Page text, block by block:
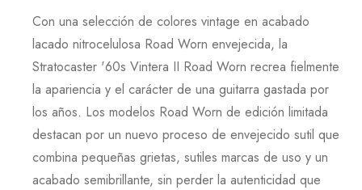
Con una selección de colores vintage en acabado
lacado nitrocelulosa Road Worn envejecida, la
Stratocaster '60s Vintera II Road Worn recrea fielmente
la apariencia y el carácter de una guitarra gastada por
los años. Los modelos Road Worn de edición limitada
destacan por un nuevo proceso de envejecido sutil que
combina pequeñas grietas, sutiles marcas de uso y un
acabado semibrillante, sin perder la autenticidad que